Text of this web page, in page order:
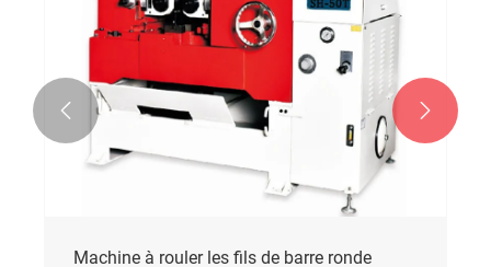
Machine à rouler les fils de barre ronde
 